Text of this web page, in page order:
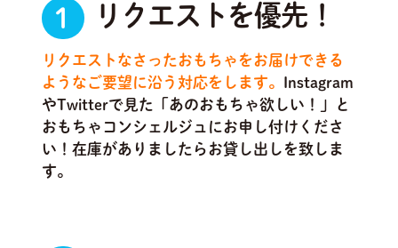
1 リクエストを優先！
リクエストなさったおもちゃをお届けできる
ようなご要望に沿う対応をします。 Instagram
やTwitterで見た「あのおもちゃ欲しい！」と
おもちゃコンシェルジュにお申し付けくださ
い！在庫がありましたらお貸し出しを致しま
す。